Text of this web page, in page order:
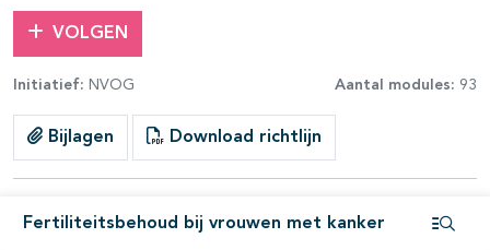
VOLGEN
Initiatief: NVOG Aantal modules: 93
Bijlagen Download richtlijn
Fertiliteitsbehoud bij vrouwen met kanker
open- en dichtklappen
open- en dichtklappen